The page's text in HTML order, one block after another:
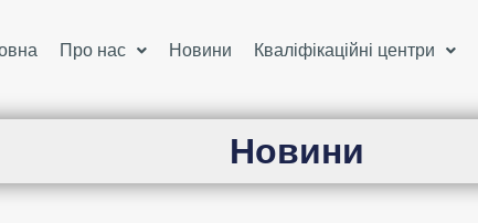
Про нас Новини Кваліфікаційні центри
Новини